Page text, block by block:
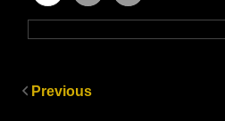
Previous